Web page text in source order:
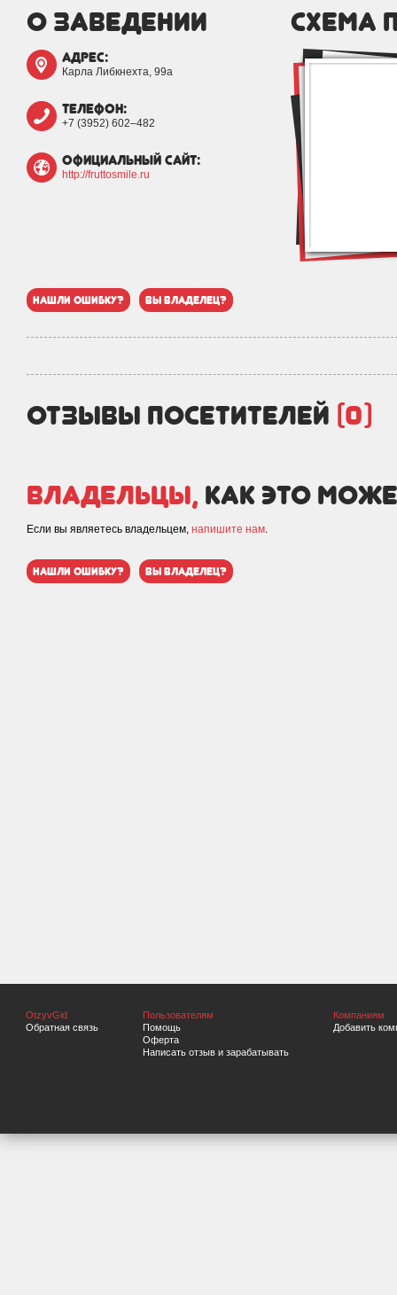
о заведении
адрес:
Карла Либкнехта, 99а
телефон:
+7 (3952) 602‒482
официальный сайт:
http://fruttosmile.ru
схема
нашли ошибку? вы владелец?
отзывы посетителей (0)
Владельцы, как это
Если вы являетесь владельцем, напишите нам.
нашли ошибку? вы владелец?
OtzyvGid
Обратная связь
Пользователям
Помощь
Оферта
Написать отзыв и зарабатывать
Компаниям
Добавить